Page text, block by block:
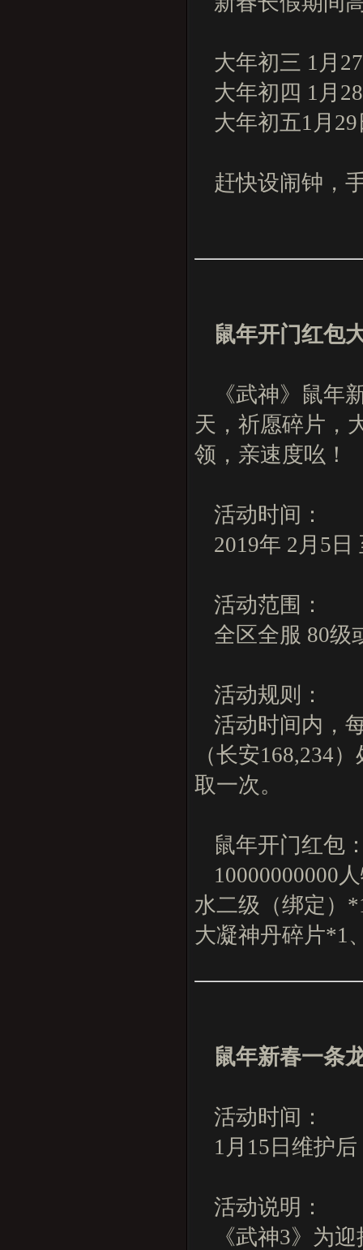
大年初三 1月
大年初四 1月
大年初五1月
赶快设闹钟，
鼠年开门红包
《武神》鼠年
天，祈愿碎片，
领，亲速度吆！
活动时间：
2019年 2月5日
活动范围：
全区全服 80级
活动规则：
活动时间内，
（长安168,234
取一次。
鼠年开门红包
10000000000
水二级（绑定）
大凝神丹碎片*1
鼠年新春一条
活动时间：
1月15日维护
活动说明：
《武神3》为